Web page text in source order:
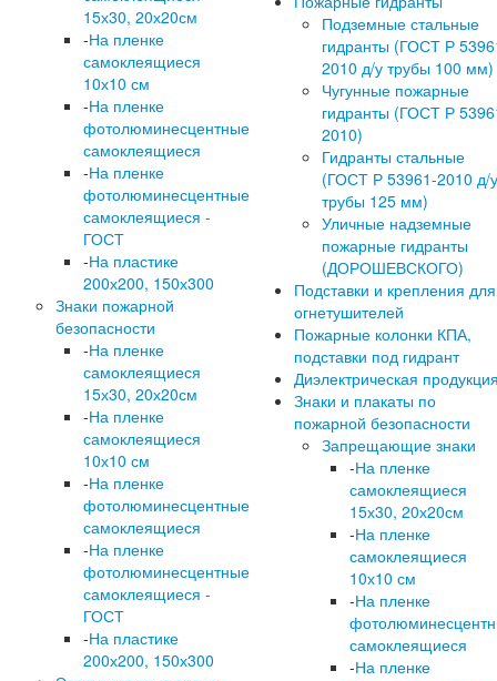
15х30, 20х20см
-На пленке
самоклеящиеся
10х10 см
-На пленке
фотолюминесцентные
самоклеящиеся
-На пленке
фотолюминесцентные
самоклеящиеся -
ГОСТ
-На пластике
200х200, 150х300
Знаки пожарной
безопасности
-На пленке
самоклеящиеся
15х30, 20х20см
-На пленке
самоклеящиеся
10х10 см
-На пленке
фотолюминесцентные
самоклеящиеся
-На пленке
фотолюминесцентные
самоклеящиеся -
ГОСТ
-На пластике
200х200, 150х300
Подземные стальные
гидранты (ГОСТ Р
2010 д/у трубы 100 мм)
Чугунные пожарные
гидранты (ГОСТ Р
2010)
Гидранты стальные
(ГОСТ Р 53961-2010 д/у
трубы 125 мм)
Уличные надземные
пожарные гидранты
(ДОРОШЕВСКОГО)
Подставки и крепления для
огнетушителей
Пожарные колонки КПА,
подставки под гидрант
Диэлектрическая
Знаки и плакаты по
пожарной безопасности
Запрещающие знаки
-На пленке
самоклеящиеся
15х30, 20х20см
-На пленке
самоклеящиеся
10х10 см
-На пленке
самоклеящиеся
-На пленке